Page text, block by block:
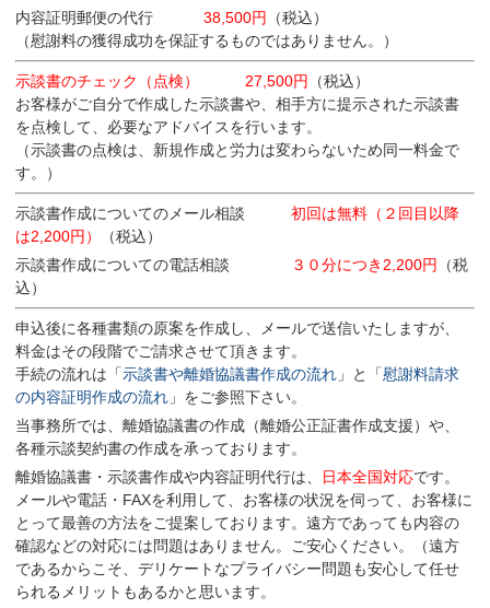
内容証明郵便の代行 38,500円
（税込）
（慰謝料の獲得成功を保証するものではありません。）
示談書のチェック（点検） 27,500円
（税込）
お客様がご自分で作成した示談書や、相手方に提示された示談書
を点検して、必要なアドバイスを行います。
（示談書の点検は、新規作成と労力は変わらないため同一料金で
す。）
示談書作成についてのメール相談
初回は無料（２回目以降
は2,200円）
（税込）
示談書作成についての電話相談
３０分につき2,200円
（税
込）
申込後に各種書類の原案を作成し、メールで送信いたしますが、
料金はその段階でご請求させて頂きます。
手続の流れは「示談書や離婚協議書作成の流れ 」と「慰謝料請求
の内容証明作成の流れ 」をご参照下さい。
当事務所では、離婚協議書の作成（離婚公正証書作成支援）や、
各種示談契約書の作成を承っております。
離婚協議書・示談書作成や内容証明代行は、 日本全国対応です。
メールや電話・FAXを利用して、お客様の状況を伺って、お客様に
とって最善の方法をご提案しております。遠方であっても内容の
確認などの対応には問題はありません。ご安心ください。（遠方
であるからこそ、デリケートなプライバシー問題も安心して任せ
られるメリットもあるかと思います。